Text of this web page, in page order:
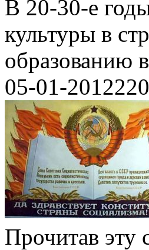
В 20-30-е
культуры в
образованию в
05-01-20122
Прочитав эту